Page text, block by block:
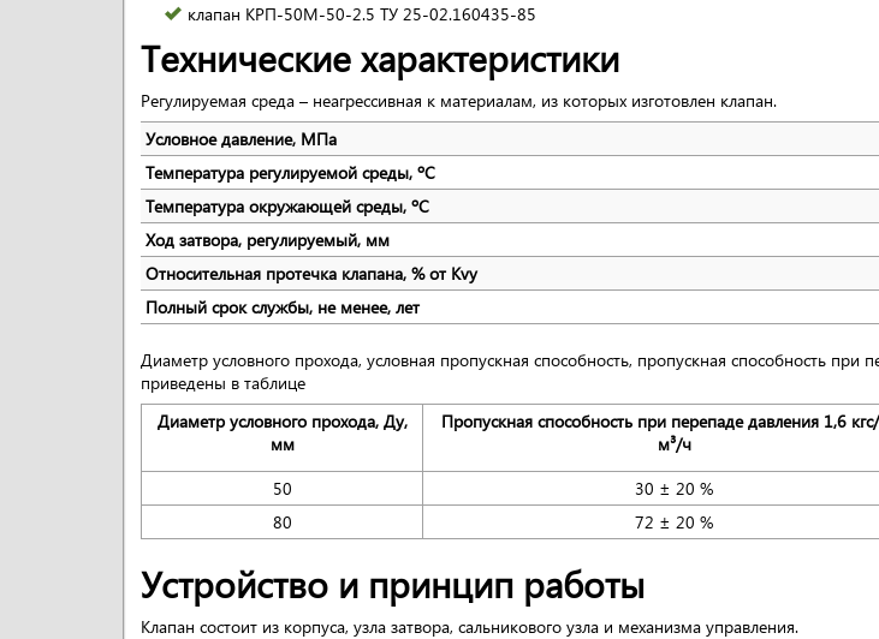
клапан КРП-50М-50-2.5 ТУ 25-02.160435-85
Технические характеристики
Регулируемая среда – неагрессивная к материалам, из которых изготовлен клапан.
Условное давление, МПа
Температура регулируемой среды, ºС
Температура окружающей среды, ºС
Ход затвора, регулируемый, мм
Относительная протечка клапана, % от Кvу
Полный срок службы, не менее, лет
Диаметр условного прохода, условная пропускная способность, пропускная способность
приведены в таблице
Диаметр условного прохода, Ду,
мм
Пропускная способность при перепаде давления 1,6
м³/ч
50
30 ± 20 %
80
72 ± 20 %
Устройство и принцип работы
Клапан состоит из корпуса, узла затвора, сальникового узла и механизма управления.